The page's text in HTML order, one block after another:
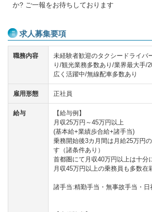
か? ご一報をお待ちしております
求人募集要項
職務内容
未経験者歓迎のタクシードライバ
り/観光業務多数あり/業界最大手/
広く活躍中/無線配車多数あり
雇用形態 正社員
給与
【給与例】
月収25万円～45万円以上
(基本給+業績歩合給+諸手当)
乗務開始後3カ月間は月給25万円
す（諸条件あり）
首都圏にて月収40万円以上は十分
月収45万円以上の乗務員も多数在
諸手当:精勤手当・無事故手当・日